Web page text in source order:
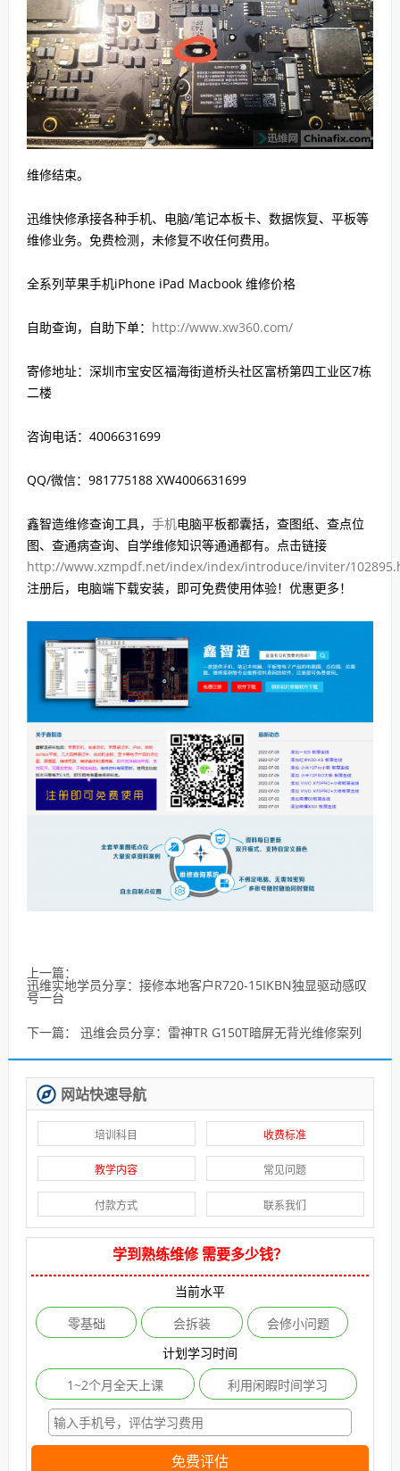
维修结束。
迅维快修承接各种手机、电脑/笔记本板卡、数据恢复、平板等
维修业务。免费检测，未修复不收任何费用。
全系列苹果手机iPhone iPad Macbook 维修价格
自助查询，自助下单： http://www.xw360.com/
寄修地址：深圳市宝安区福海街道桥头社区富桥第四工业区7栋
二楼
咨询电话：4006631699
QQ/微信：981775188 XW4006631699
鑫智造维修查询工具， 手机电脑平板都囊括，查图纸、查点位
图、查通病查询、自学维修知识等通通都有。点击链接
http://www.xzmpdf.net/index/index/introduce/inviter/
注册后，电脑端下载安装，即可免费使用体验！优惠更多！
上一篇：
迅维实地学员分享：接修本地客户R720-15IKBN独显驱动感叹
号一台
下一篇： 迅维会员分享：雷神TR G150T暗屏无背光维修案列
网站快速导航
培训科目 收费标准
教学内容 常见问题
付款方式 联系我们
学到熟练维修 需要多少钱？
当前水平
零基础
会拆装
会修小问题
计划学习时间
1~2个月全天上课
利用闲暇时间学习
免费评估